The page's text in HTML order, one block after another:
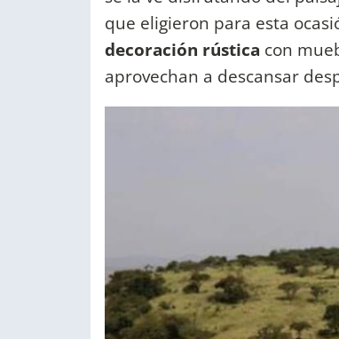
que eligieron para esta
decoración rústica con
aprovechan a descansar